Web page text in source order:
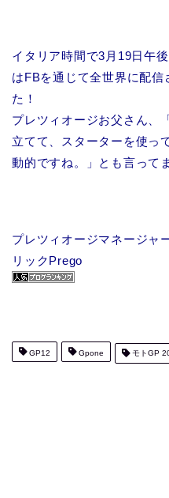
イタリア時間で3月19日午
はFBを通じて全世界に配
た！
プレツィオージお父さん、
立てて、スターターを使っ
動的ですね。」とも言って
プレツィオージマネージャ
リックPrego
GP12 Gpone モトGP